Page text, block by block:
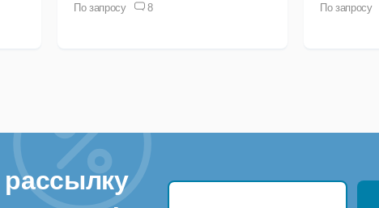
По запросу 8 По запросу